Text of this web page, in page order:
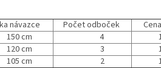
návazce Počet odboček
150 cm 4
120 cm 3
105 cm 2